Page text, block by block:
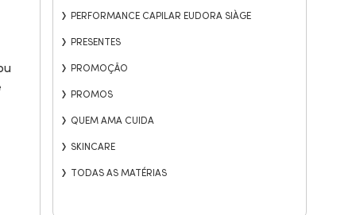
PERFORMANCE CAPILAR EUDORA SIÀGE
PRESENTES
PROMOÇÃO
PROMOS
QUEM AMA CUIDA
SKINCARE
TODAS AS MATÉRIAS